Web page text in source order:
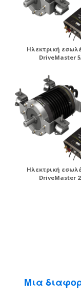
Ηλεκτρική
DriveMaster
Ηλεκτρική
DriveMaster
Μια